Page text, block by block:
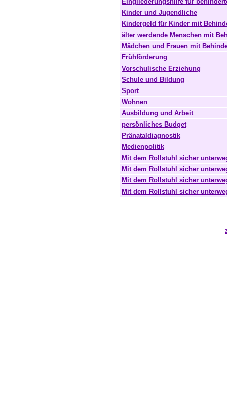
Kinder und Jugendliche
Kindergeld für Kinder mit
älter werdende Menschen mit
Mädchen und Frauen mit
Frühförderung
Vorschulische Erziehung
Schule und Bildung
Sport
Wohnen
Ausbildung und Arbeit
persönliches Budget
Pränataldiagnostik
Medienpolitik
Mit dem Rollstuhl sicher
Mit dem Rollstuhl sicher
Mit dem Rollstuhl sicher
Mit dem Rollstuhl sicher